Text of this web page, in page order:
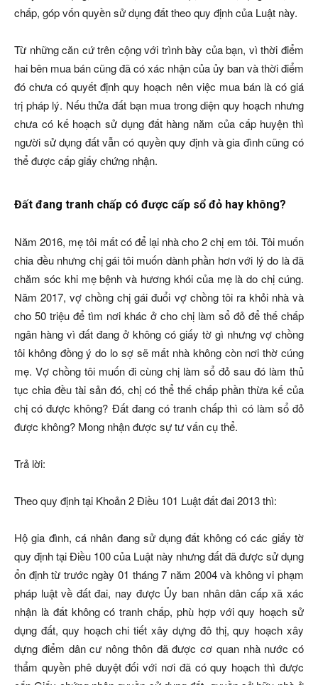
chấp, góp vốn quyền sử dụng đất theo quy định của Luật này.
Từ những căn cứ trên cộng với trình bày của bạn, vì thời điểm
hai bên mua bán cũng đã có xác nhận của ủy ban và thời điểm
đó chưa có quyết định quy hoạch nên việc mua bán là có giá
trị pháp lý. Nếu thửa đất bạn mua trong diện quy hoạch nhưng
chưa có kế hoạch sử dụng đất hàng năm của cấp huyện thì
người sử dụng đất vẫn có quyền quy định và gia đình cũng có
thể được cấp giấy chứng nhận.
Đất đang tranh chấp có được cấp sổ đỏ hay không?
Năm 2016, mẹ tôi mất có để lại nhà cho 2 chị em tôi. Tôi muốn
chia đều nhưng chị gái tôi muốn dành phần hơn với lý do là đã
chăm sóc khi mẹ bệnh và hương khói của mẹ là do chị cúng.
Năm 2017, vợ chồng chị gái đuổi vợ chồng tôi ra khỏi nhà và
cho 50 triệu để tìm nơi khác ở cho chị làm sổ đỏ để thế chấp
ngân hàng vì đất đang ở không có giấy tờ gì nhưng vợ chồng
tôi không đồng ý do lo sợ sẽ mất nhà không còn nơi thờ cúng
mẹ. Vợ chồng tôi muốn đi cùng chị làm sổ đỏ sau đó làm thủ
tục chia đều tài sản đó, chị có thể thế chấp phần thừa kế của
chị có được không? Đất đang có tranh chấp thì có làm sổ đỏ
được không? Mong nhận được sự tư vấn cụ thể.
Trả lời:
Theo quy định tại Khoản 2 Điều 101 Luật đất đai 2013 thì:
Hộ gia đình, cá nhân đang sử dụng đất không có các giấy tờ
quy định tại Điều 100 của Luật này nhưng đất đã được sử dụng
ổn định từ trước ngày 01 tháng 7 năm 2004 và không vi phạm
pháp luật về đất đai, nay được Ủy ban nhân dân cấp xã xác
nhận là đất không có tranh chấp, phù hợp với quy hoạch sử
dụng đất, quy hoạch chi tiết xây dựng đô thị, quy hoạch xây
dựng điểm dân cư nông thôn đã được cơ quan nhà nước có
thẩm quyền phê duyệt đối với nơi đã có quy hoạch thì được